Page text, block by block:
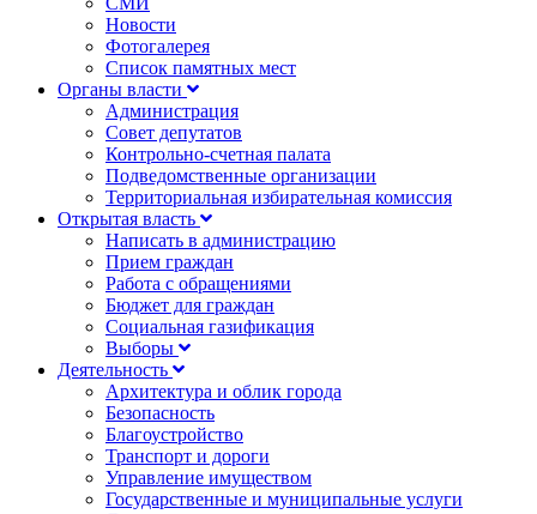
Новости
Фотогалерея
Список памятных мест
Органы власти
Администрация
Совет депутатов
Контрольно-счетная палата
Подведомственные организации
Территориальная избирательная комиссия
Открытая власть
Написать в администрацию
Прием граждан
Работа с обращениями
Бюджет для граждан
Социальная газификация
Выборы
Деятельность
Архитектура и облик города
Безопасность
Благоустройство
Транспорт и дороги
Управление имуществом
Государственные и муниципальные услуги